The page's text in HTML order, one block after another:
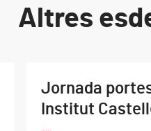
Altres
Jornada
Institut